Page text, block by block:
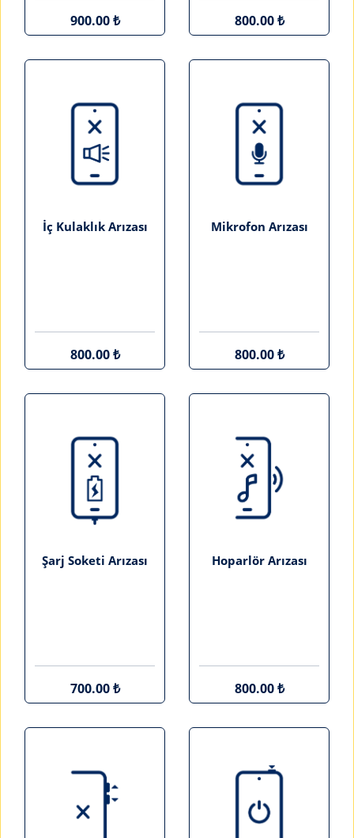
900.00 ₺ 800.00 ₺
İç Kulaklık Arızası
800.00 ₺
Mikrofon Arızası
800.00 ₺
Şarj Soketi Arızası
700.00 ₺
Hoparlör Arızası
800.00 ₺